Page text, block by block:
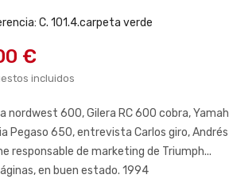
C. 101.4.carpeta verde
€
incluidos
nordwest 600, Gilera RC 600 cobra,
Pegaso 650, entrevista Carlos giro,
responsable de marketing de Triumph...
en buen estado. 1994